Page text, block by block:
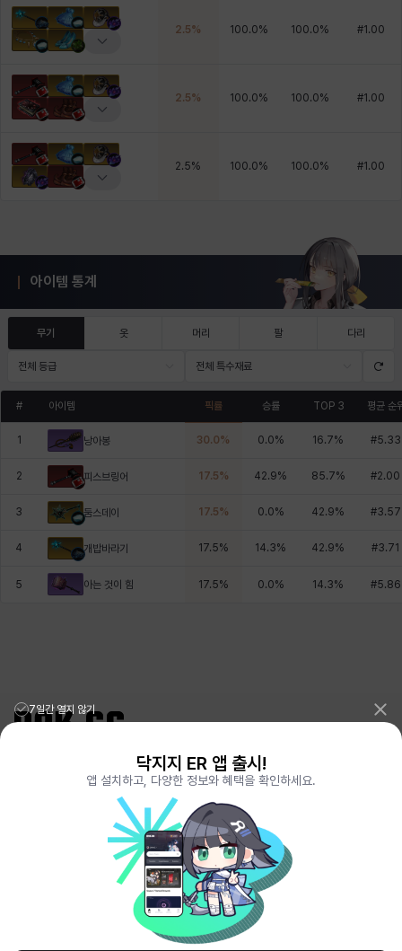
2.5% 100.0% 100.0% #1.00
2.5% 100.0% 100.0% #1.00
2.5% 100.0% 100.0% #1.00
아이템 통계
무기 옷 머리 팔 다리
전체 등급 전체 특수재료
# 아이템 픽률 승률 TOP 3 평균 순
1 낭아봉 30.0% 0.0% 16.7% #5.33
2 피스브링어 17.5% 42.9% 85.7% #2.00
3 둠스데이 17.5% 0.0% 42.9% #3.57
4 개밥바라기 17.5% 14.3% 42.9% #3.71
5 아는 것이 힘 17.5% 0.0% 14.3% #5.86
리그오브레전드 전적검색 포로지지PORO.GG
전략적팀전투 TFT 전적검색 롤체지지 LOLCHESS.GG
메이플스토리 종합통계MAPLE.GG
VALORANT.DAK.GG
배틀그라운드 전적검색PUBG.DAK.GG
이터널 리턴 전적검색ER.DAK.GG
GENSHIN.DAK.GG
DEADLOCK.DAK.GG
7일간 열지 않기
닥지지 ER 앱 출시!
앱 설치하고, 다양한 정보와 혜택을 확인하세요.